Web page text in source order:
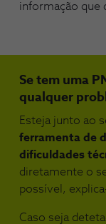
informação que
Se tem uma
qualquer
Esteja junto ao
ferramenta de
dificuldades
diretamente o
possível,
Caso seja